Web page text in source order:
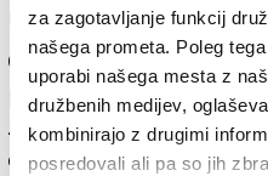
za zagotavljanje funkcij
našega prometa. Poleg
uporabi našega mesta z
družbenih medijev,
kombinirajo z drugimi
posredovali ali pa so jih
napadla Iran.
Cene nafte so po potrditvi
padle, poroča televizija
zgodaj zjutraj po
okrog 3,9 odstotka na